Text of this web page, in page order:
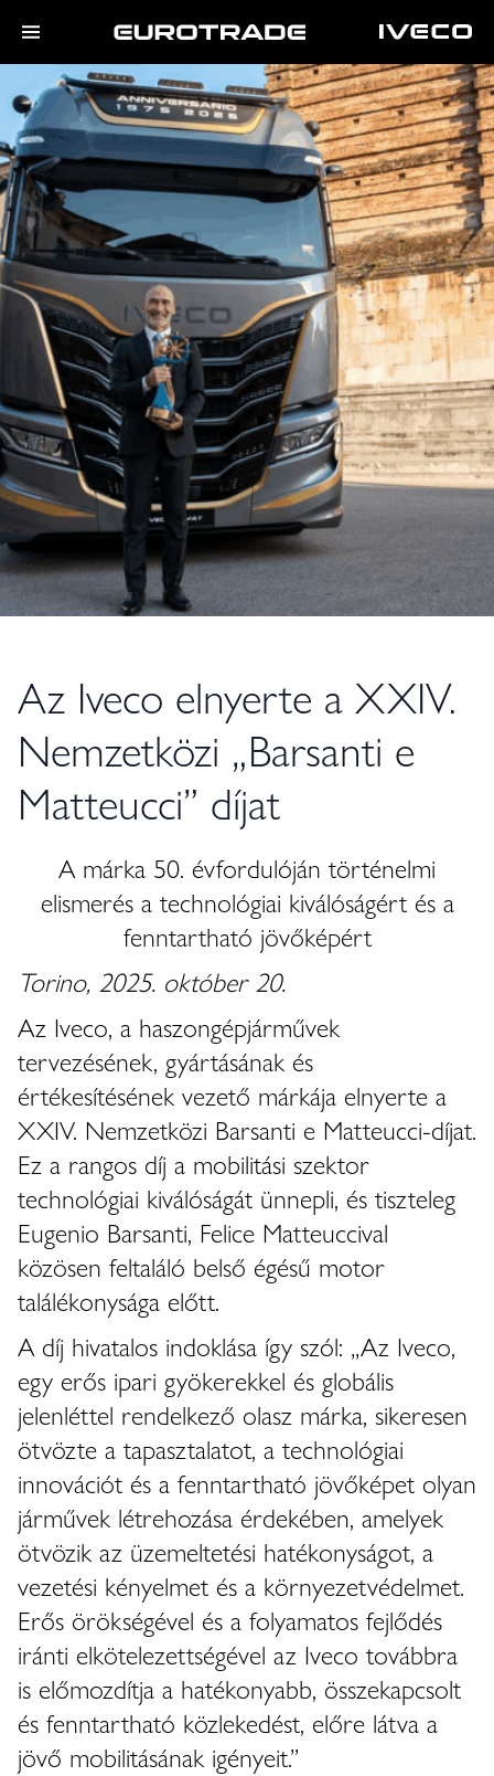
Az Iveco elnyerte a XXIV.
Nemzetközi „Barsanti e
Matteucci” díjat
A márka 50. évfordulóján történelmi
elismerés a technológiai kiválóságért és a
fenntartható jövőképért
Torino, 2025. október 20.
Az Iveco, a haszongépjárművek
tervezésének, gyártásának és
értékesítésének vezető márkája elnyerte a
XXIV. Nemzetközi Barsanti e Matteucci-díjat.
Ez a rangos díj a mobilitási szektor
technológiai kiválóságát ünnepli, és tiszteleg
Eugenio Barsanti, Felice Matteuccival
közösen feltaláló belső égésű motor
találékonysága előtt.
A díj hivatalos indoklása így szól: „Az Iveco,
egy erős ipari gyökerekkel és globális
jelenléttel rendelkező olasz márka, sikeresen
ötvözte a tapasztalatot, a technológiai
innovációt és a fenntartható jövőképet olyan
járművek létrehozása érdekében, amelyek
ötvözik az üzemeltetési hatékonyságot, a
vezetési kényelmet és a környezetvédelmet.
Erős örökségével és a folyamatos fejlődés
iránti elkötelezettségével az Iveco továbbra
is előmozdítja a hatékonyabb, összekapcsolt
és fenntartható közlekedést, előre látva a
jövő mobilitásának igényeit.”